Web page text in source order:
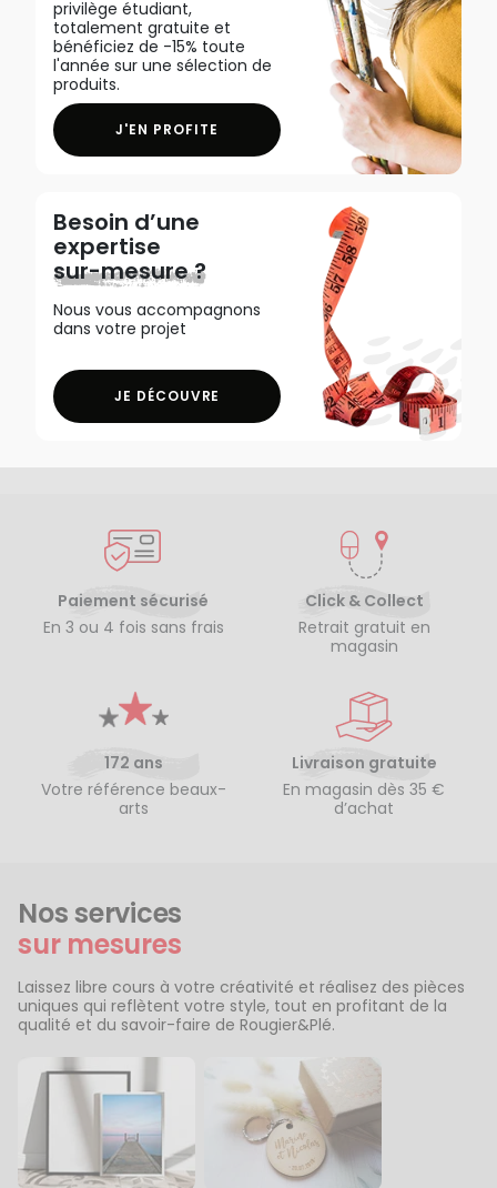
privilège étudiant,
totalement gratuite et
bénéficiez de -15% toute
l'année sur une sélection de
produits.
J'EN PROFITE
Besoin d’une
expertise
sur-mesure ?
Nous vous accompagnons
dans votre projet
JE DÉCOUVRE
Paiement sécurisé
En 3 ou 4 fois sans frais
Click & Collect
Retrait gratuit en
magasin
172 ans
Votre référence beaux-
arts
Livraison gratuite
En magasin dès 35 €
d’achat
Nos services
sur mesures
Laissez libre cours à votre créativité et réalisez des pièces
uniques qui reflètent votre style, tout en profitant de la
qualité et du savoir-faire de Rougier&Plé.